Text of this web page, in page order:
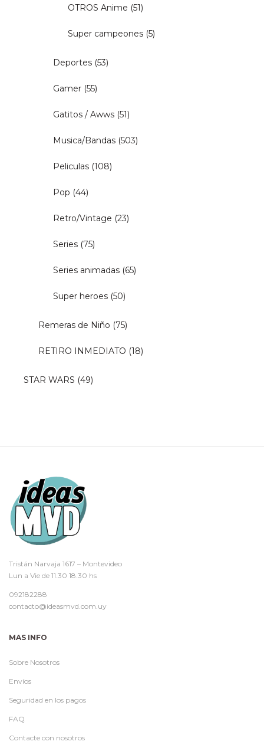
OTROS Anime (51)
Super campeones (5)
Deportes (53)
Gamer (55)
Gatitos / Awws (51)
Musica/Bandas (503)
Peliculas (108)
Pop (44)
Retro/Vintage (23)
Series (75)
Series animadas (65)
Super heroes (50)
Remeras de Niño (75)
RETIRO INMEDIATO (18)
STAR WARS (49)
Tristán Narvaja 1617 – Montevideo
Lun a Vie de 11.30 18.30 hs
092182288
contacto@ideasmvd.com.uy
MAS INFO
Sobre Nosotros
Envíos
Seguridad en los pagos
FAQ
Contacte con nosotros